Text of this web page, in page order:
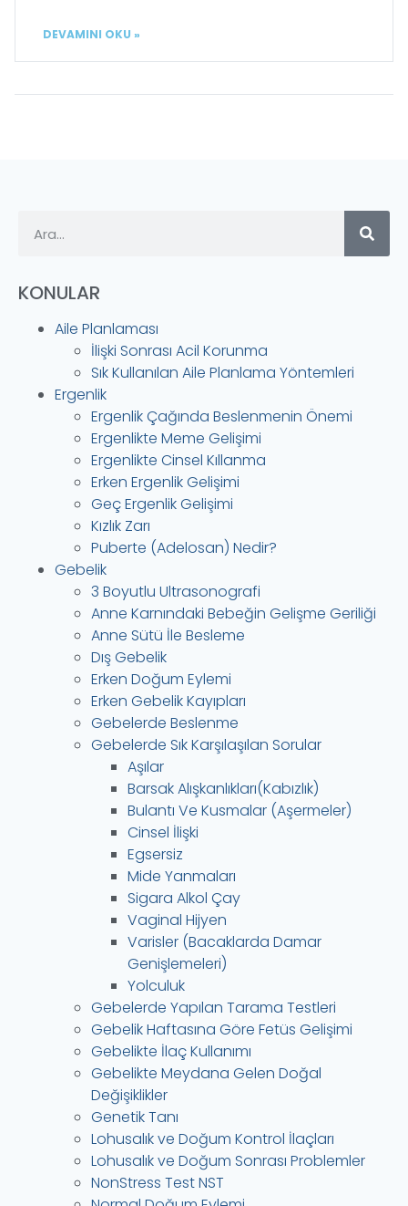
DEVAMINI OKU »
KONULAR
Aile Planlaması
İlişki Sonrası Acil Korunma
Sık Kullanılan Aile Planlama Yöntemleri
Ergenlik
Ergenlik Çağında Beslenmenin Önemi
Ergenlikte Meme Gelişimi
Ergenlikte Cinsel Kıllanma
Erken Ergenlik Gelişimi
Geç Ergenlik Gelişimi
Kızlık Zarı
Puberte (Adelosan) Nedir?
Gebelik
3 Boyutlu Ultrasonografi
Anne Karnındaki Bebeğin Gelişme Geriliği
Anne Sütü İle Besleme
Dış Gebelik
Erken Doğum Eylemi
Erken Gebelik Kayıpları
Gebelerde Beslenme
Gebelerde Sık Karşılaşılan Sorular
Aşılar
Barsak Alışkanlıkları(Kabızlık)
Bulantı Ve Kusmalar (Aşermeler)
Cinsel İlişki
Egsersiz
Mide Yanmaları
Sigara Alkol Çay
Vaginal Hijyen
Varisler (Bacaklarda Damar
Genişlemeleri)
Yolculuk
Gebelerde Yapılan Tarama Testleri
Gebelik Haftasına Göre Fetüs Gelişimi
Gebelikte İlaç Kullanımı
Gebelikte Meydana Gelen Doğal
Değişiklikler
Genetik Tanı
Lohusalık ve Doğum Kontrol İlaçları
Lohusalık ve Doğum Sonrası Problemler
NonStress Test NST